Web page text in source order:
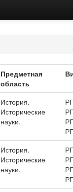
Предметная
область
История.
Исторические
науки.
История.
Исторические
науки.